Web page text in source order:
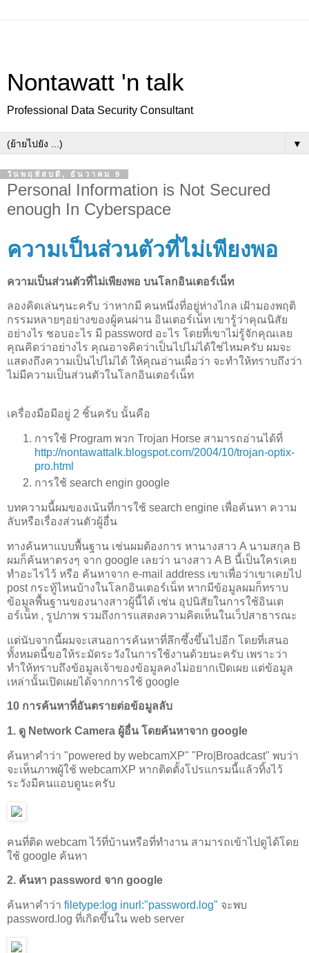
Nontawatt 'n talk
Professional Data Security Consultant
▼
วันพฤหัสบดี, ธันวาคม 9
Personal Information is Not Secured
enough In Cyberspace
ความเป็นส่วนตัวที่ไม่เพียงพอ
ความเป็นส่วนตัวที่ไม่เพียงพอ บนโลกอินเตอร์เน็ท
ลองคิดเล่นๆนะครับ ว่าหากมี คนหนึ่งที่อยู่ห่างไกล เฝ้ามองพฤติ
กรรมหลายๆอย่างของผู้คนผ่าน อินเตอร์เน็ท เขารู้ว่าคุณนิสัย
อย่างไร ชอบอะไร มี password อะไร โดยที่เขาไม่รู้จักคุณเลย
คุณคิดว่าอย่างไร คุณอาจคิดว่าเป็นไปไม่ได้ใช่ไหมครับ ผมจะ
แสดงถึงความเป็นไปไม่ได้ ให้คุณอ่านเผื่อว่า จะทำให้ทราบถึงว่า
ไม่มีความเป็นส่วนตัวในโลกอินเตอร์เน็ท
เครื่องมือมีอยู่ 2 ชิ้นครับ นั้นคือ
การใช้ Program พวก Trojan Horse สามารถอ่านได้ที่
http://nontawattalk.blogspot.com/2004/10/trojan-optix-
pro.html
การใช้ search engin google
บทความนี้ผมของเน้นที่การใช้ search engine เพื่อค้นหา ความ
ลับหรือเรื่องส่วนตัวผู้อื่น
ทางค้นหาแบบพื้นฐาน เช่นผมต้องการ หานางสาว A นามสกุล B
ผมก็ค้นหาตรงๆ จาก google เลยว่า นางสาว A B นี้เป็นใครเคย
ทำอะไรไว้ หรือ ค้นหาจาก e-mail address เขาเพื่อว่าเขาเคยไป
post กระทู้ไหนบ้างในโลกอินเตอร์เน็ท หากมีข้อมูลผมก็ทราบ
ข้อมูลพื้นฐานของนางสาวผู้นี้ได้ เช่น อุปนิสัยในการใช้อินเต
อร์เน็ท , รูปภาพ รวมถึงการแสดงความคิดเห็นในเว็ปสาธารณะ
แต่นับจากนี้ผมจะเสนอการค้นหาที่ลึกซึ้งขึ้นไปอีก โดยที่เสนอ
ทั้งหมดนี้ขอให้ระมัดระวังในการใช้งานด้วยนะครับ เพราะว่า
ทำให้ทราบถึงข้อมูลเจ้าของข้อมูลคงไม่อยากเปิดเผย แต่ข้อมูล
เหล่านั้นเปิดเผยได้จากการใช้ google
10 การค้นหาที่อันตรายต่อข้อมูลลับ
1. ดู Network Camera ผู้อื่น โดยค้นหาจาก google
ค้นหาคำว่า "powered by webcamXP" "Pro|Broadcast" พบว่า
จะเห็นภาพผู้ใช้ webcamXP หากติดตั้งโปรแกรมนี้แล้วทิ้งไว้
ระวังมีคนแอบดูนะครับ
คนที่ติด webcam ไว้ที่บ้านหรือที่ทำงาน สามารถเข้าไปดูได้โดย
ใช้ google ค้นหา
2. ค้นหา password จาก google
ค้นหาคำว่า filetype:log inurl:"password.log" จะพบ
password.log ที่เกิดขึ้นใน web server